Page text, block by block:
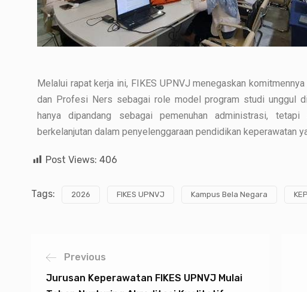
Melalui rapat kerja ini, FIKES UPNVJ menegaskan
dan Profesi Ners sebagai role model program studi unggul
hanya dipandang sebagai pemenuhan administrasi,
berkelanjutan dalam penyelenggaraan pendidikan keperawatan
Post Views: 406
Tags: 2026 FIKES UPNVJ Kampus Bela Negara
Previous
Jurusan Keperawatan FIKES UPNVJ Mulai